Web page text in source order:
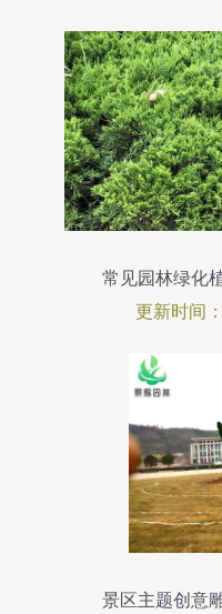
常见园林绿化
更新时间
景区主题创意